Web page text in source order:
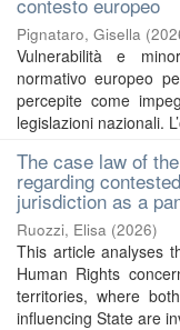
Pignataro, Gisella (
Vulnerabilità e
normativo europeo
percepite come
legislazioni nazionali.
The case law of
regarding
jurisdiction as a
Ruozzi, Elisa (2026)
This article analyses
Human Rights
territories, where
influencing State are